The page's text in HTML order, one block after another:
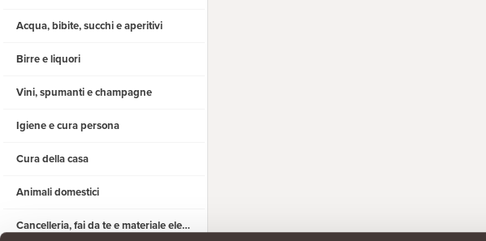
Acqua, bibite, succhi e aperitivi
Birre e liquori
Vini, spumanti e champagne
Igiene e cura persona
Cura della casa
Animali domestici
Cancelleria, fai da te e materiale elettrico